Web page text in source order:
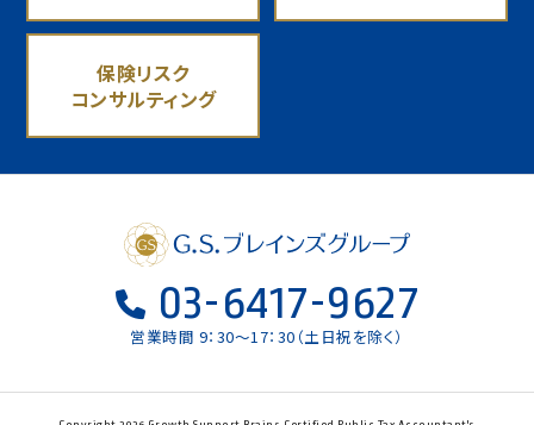
保険リスク
コンサルティング
03-6417-9627
営業時間 9：30〜17：30（土日祝を除く）